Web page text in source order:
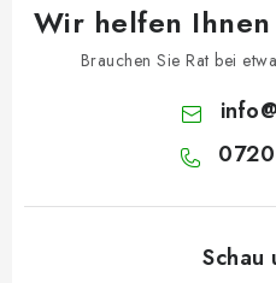
Wir helfen
Brauchen Sie Rat bei
info